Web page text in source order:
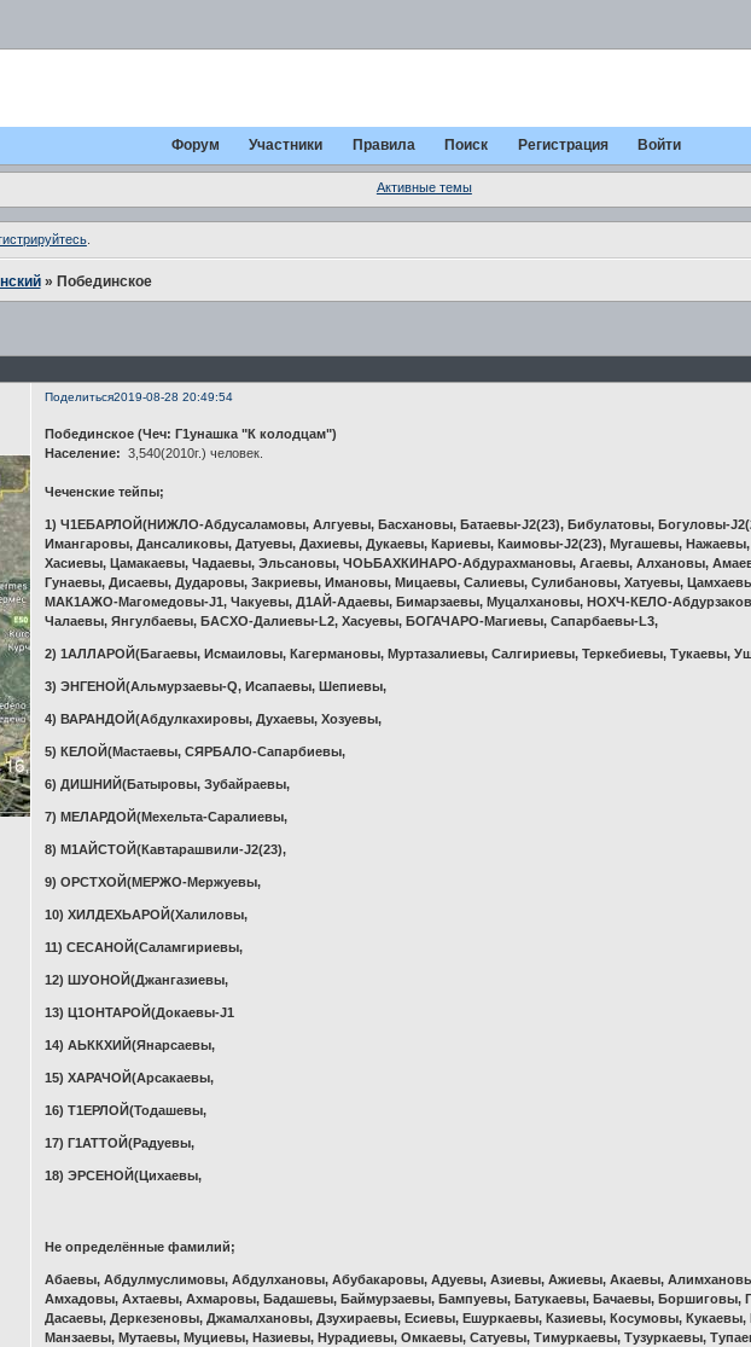
Форум Участники Правила Поиск Регистрация Войти
Активные темы
.
» Побединское
Поделиться2019-08-28 20:49:54
Побединское (Чеч: Г1унашка "К колодцам")
Население: 3,540(2010г.) человек.
Чеченские тейпы;
1) Ч1ЕБАРЛОЙ(НИЖЛО-Абдусаламовы, Алгуевы, Басхановы, Батаевы-J2(23), Бибулатовы, Богуловы-
Имангаровы, Дансаликовы, Датуевы, Дахиевы, Дукаевы, Кариевы, Каимовы-J2(23), Мугашевы,
Хасиевы, Цамакаевы, Чадаевы, Эльсановы, ЧОЬБАХКИНАРО-Абдурахмановы, Агаевы, Алхановы,
Гунаевы, Дисаевы, Дударовы, Закриевы, Имановы, Мицаевы, Салиевы, Сулибановы, Хатуевы,
МАК1АЖО-Магомедовы-J1, Чакуевы, Д1АЙ-Адаевы, Бимарзаевы, Муцалхановы, НОХЧ-КЕЛО-
Чалаевы, Янгулбаевы, БАСХО-Далиевы-L2, Хасуевы, БОГАЧАРО-Магиевы, Сапарбаевы-L3,
2) 1АЛЛАРОЙ(Багаевы, Исмаиловы, Кагермановы, Муртазалиевы, Салгириевы, Теркебиевы, Тукаевы,
3) ЭНГЕНОЙ(Альмурзаевы-Q, Исапаевы, Шепиевы,
4) ВАРАНДОЙ(Абдулкахировы, Духаевы, Хозуевы,
5) КЕЛОЙ(Мастаевы, СЯРБАЛО-Сапарбиевы,
6) ДИШНИЙ(Батыровы, Зубайраевы,
7) МЕЛАРДОЙ(Мехельта-Саралиевы,
8) М1АЙСТОЙ(Кавтарашвили-J2(23),
9) ОРСТХОЙ(МЕРЖО-Мержуевы,
10) ХИЛДЕХЬАРОЙ(Халиловы,
11) СЕСАНОЙ(Саламгириевы,
12) ШУОНОЙ(Джангазиевы,
13) Ц1ОНТАРОЙ(Докаевы-J1
14) АЬККХИЙ(Янарсаевы,
15) ХАРАЧОЙ(Арсакаевы,
16) Т1ЕРЛОЙ(Тодашевы,
17) Г1АТТОЙ(Радуевы,
18) ЭРСЕНОЙ(Цихаевы,
Не определённые фамилий;
Абаевы, Абдулмуслимовы, Абдулхановы, Абубакаровы, Адуевы, Азиевы, Ажиевы, Акаевы,
Амхадовы, Ахтаевы, Ахмаровы, Бадашевы, Баймурзаевы, Бампуевы, Батукаевы, Бачаевы, Боршиговы,
Дасаевы, Деркезеновы, Джамалхановы, Дзухираевы, Есиевы, Ешуркаевы, Казиевы, Косумовы,
Манзаевы, Мутаевы, Муциевы, Назиевы, Нурадиевы, Омкаевы, Сатуевы, Тимуркаевы, Тузуркаевы,